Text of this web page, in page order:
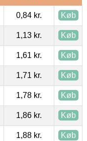
0,84 kr. Køb
1,13 kr. Køb
1,61 kr. Køb
1,71 kr. Køb
1,78 kr. Køb
1,86 kr. Køb
1,88 kr. Køb